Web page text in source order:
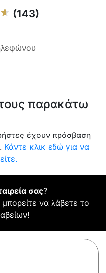
(143)
παρακάτω
έχουν πρόσβαση
Κάντε κλικ εδώ για να
σας?
να λάβετε το